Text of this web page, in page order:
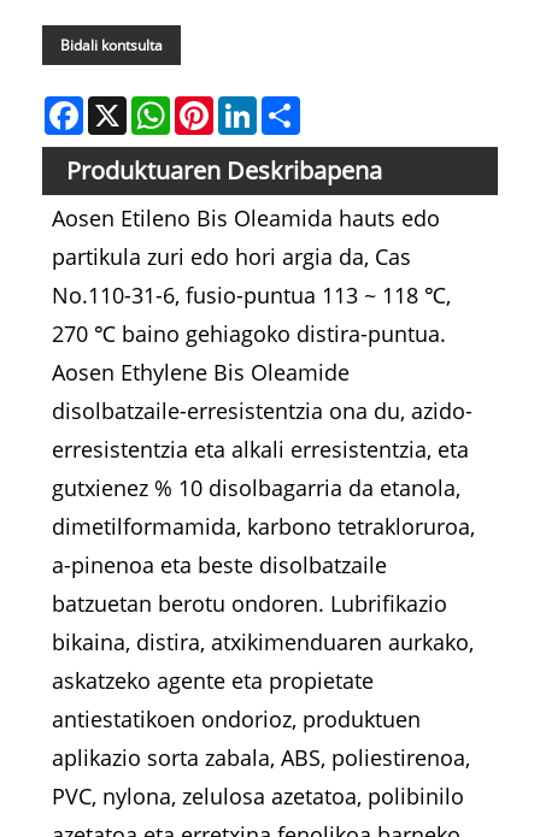
Bidali kontsulta
Facebook
X WhatsAppPinterestLinkedIn
Produktuaren Deskribapena
Aosen Etileno Bis Oleamida hauts edo
partikula zuri edo hori argia da, Cas
No.110-31-6, fusio-puntua 113 ~ 118 ℃,
270 ℃ baino gehiagoko distira-puntua.
Aosen Ethylene Bis Oleamide
disolbatzaile-erresistentzia ona du, azido-
erresistentzia eta alkali erresistentzia, eta
gutxienez % 10 disolbagarria da etanola,
dimetilformamida, karbono tetrakloruroa,
a-pinenoa eta beste disolbatzaile
batzuetan berotu ondoren. Lubrifikazio
bikaina, distira, atxikimenduaren aurkako,
askatzeko agente eta propietate
antiestatikoen ondorioz, produktuen
aplikazio sorta zabala, ABS, poliestirenoa,
PVC, nylona, ​​zelulosa azetatoa, polibinilo